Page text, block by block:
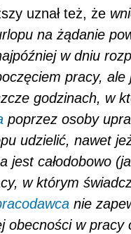
uznał też, że
na żądanie
w dniu
pracy, ale
godzinach, w
poprzez osoby
udzielić, nawet
jest całodobowo
w którym
nie
obecności w pracy